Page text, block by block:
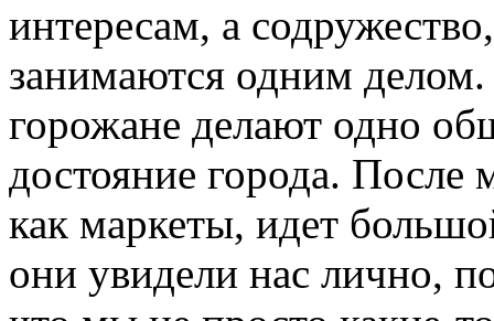
интересам, а
занимаются одним
горожане делают одно
достояние города. После
как маркеты, идет
они увидели нас лично,